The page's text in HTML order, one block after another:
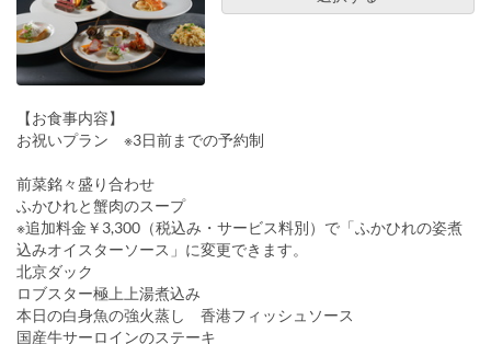
【お食事内容】
お祝いプラン ※3日前までの予約制
前菜銘々盛り合わせ
ふかひれと蟹肉のスープ
※追加料金￥3,300（税込み・サービス料別）で「ふかひれの姿煮
込みオイスターソース」に変更できます。
北京ダック
ロブスター極上上湯煮込み
本日の白身魚の強火蒸し 香港フィッシュソース
国産牛サーロインのステーキ